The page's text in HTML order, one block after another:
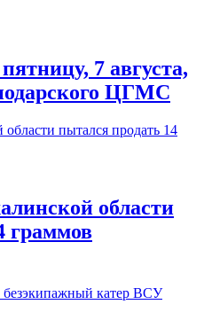
7 августа,
ЦГМС
области
граммов